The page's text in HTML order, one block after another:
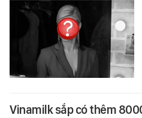
Vinamilk sắp có thêm